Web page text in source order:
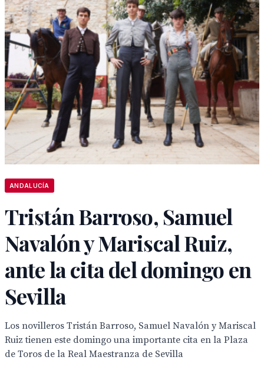
ANDALUCÍA
Tristán Barroso, Samuel
Navalón y Mariscal Ruiz,
ante la cita del domingo en
Sevilla
Los novilleros Tristán Barroso, Samuel Navalón y Mariscal
Ruiz tienen este domingo una importante cita en la Plaza
de Toros de la Real Maestranza de Sevilla